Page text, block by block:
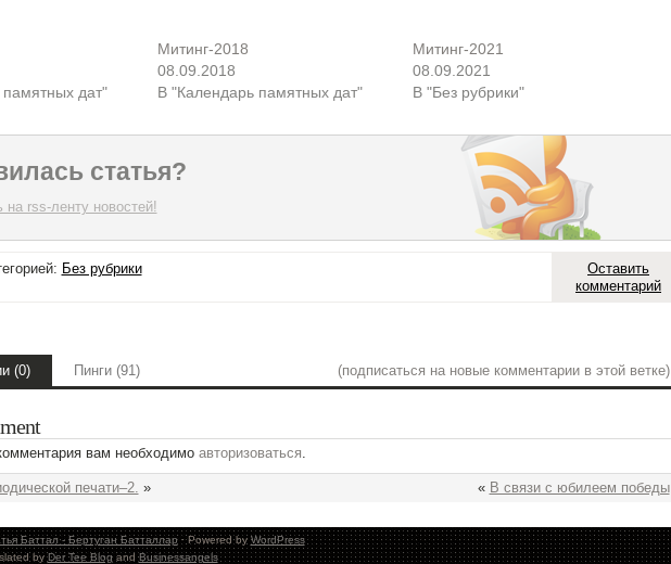
дат"
Митинг-2018
08.09.2018
В "Календарь памятных дат"
Митинг-2021
08.09.2021
В "Без рубрики"
статья?
на rss-ленту новостей!
Без рубрики
Оставить
комментарий
(0) Пинги (91) (подписаться на новые комментарии в этой ветке)
вам необходимо авторизоваться.
печати–2. » « В связи с юбилеем победы
Баттал - Бертуган Батталлар· Powered by WordPress
byDer Tee BlogandBusinessangels